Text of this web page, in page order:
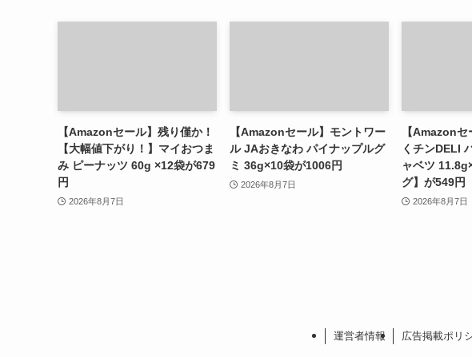
【Amazonセール】残り僅か！
【大幅値下がり！】マイおつま
み ピーナッツ 60g ×12袋が679
円
2026年8月7日
【Amazonセール】モントワー
ル JAおきなわ パイナップルグ
ミ 36g×10袋が1006円
2026年8月7日
【Amazon
くチンDELI
ャベツ
グ】が549円
2026年8月7日
運営者情報 広告掲載ポリ